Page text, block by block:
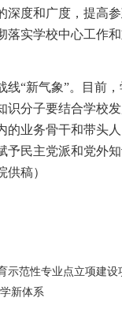
度和广度，提高
落实学校中心工作
“新气象”。目前
分子要结合学校
业务骨干和带头
予民主党派和党外
稿）
示范性专业点立项建设
新体系